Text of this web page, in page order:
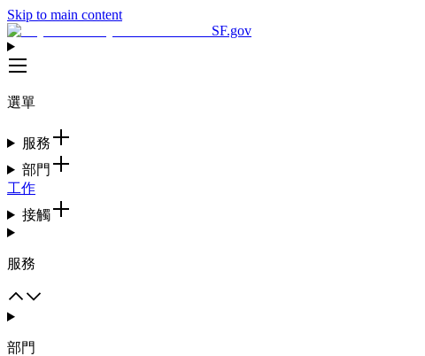
Skip to main content
SF.gov
選單
服務
部門
工作
接觸
服務
部門